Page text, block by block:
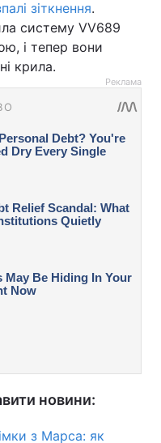
зіткнення.
систему VV689
і тепер вони
крила.
Реклама
новини:
з Марса: як